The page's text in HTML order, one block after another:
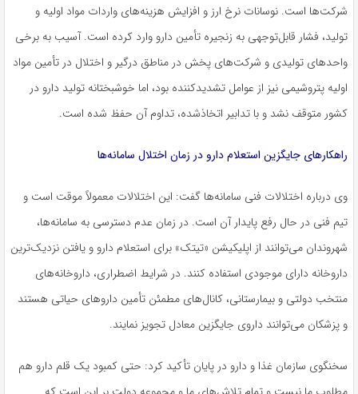
شرکت‌ها است. نوسانات نرخ ارز و افزایش هزینه‌های واردات مواد اولیه و
تولید، فشار قابل‌توجهی به زنجیره تأمین دارو وارد کرده است. آسیب به برخی
واحدهای تولیدی و شرکت‌های پخش در مناطق درگیر و اختلال در تأمین مواد
اولیه پتروشیمی نیز از عوامل تشدیدکننده بود، اما خوشبختانه تولید دارو در
کشور متوقف نشد و با تدابیر اتخاذشده، تداوم آن حفظ شده است.
راهکارهای جایگزین استعلام دارو در زمان اختلال سامانه‌ها
وی درباره اختلالات فنی سامانه‌ها گفت: این اختلالات معمولاً موقت است و
تیم فنی در حال رفع پایدار آن است. در زمان عدم دسترسی به سامانه‌ها،
شهروندان می‌توانند از اپلیکیشن «تیتک» برای استعلام دارو و یافتن نزدیک‌ترین
داروخانه دارای موجودی استفاده کنند. در شرایط اضطراری، داروخانه‌های
منتخب دولتی و بیمارستانی، کانال‌های مطمئن تأمین داروهای حیاتی هستند
و پزشکان می‌توانند داروی جایگزین معادل تجویز نمایند.
سخنگوی سازمان غذا و دارو در پایان تأکید کرد: حتی کمبود یک قلم دارو هم